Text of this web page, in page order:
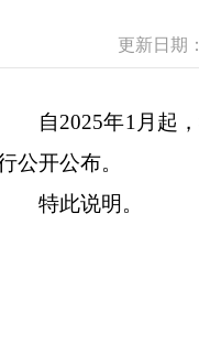
更新日期
自2025年1月起，
公开公布。
特此说明。